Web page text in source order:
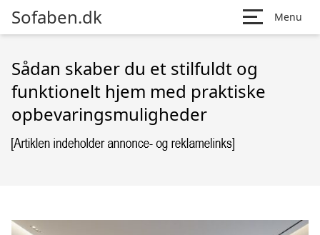
Sofaben.dk Menu
Sådan skaber du et stilfuldt og
funktionelt hjem med praktiske
opbevaringsmuligheder